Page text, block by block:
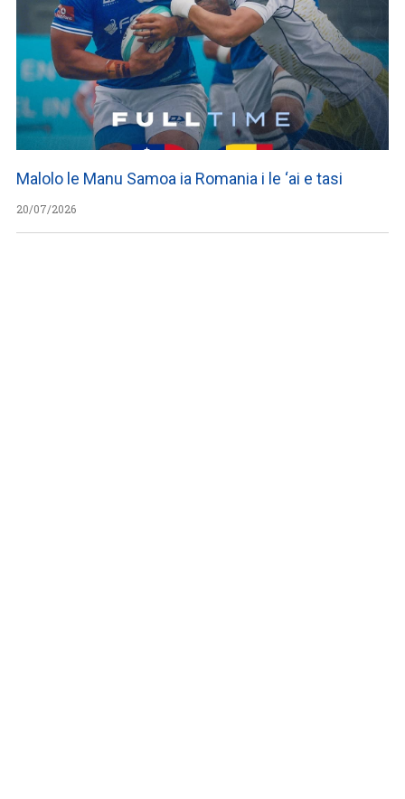
Malolo le Manu Samoa ia Romania i le ‘ai e tasi
20/07/2026